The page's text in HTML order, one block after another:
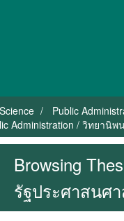
Public
Administration / วิทยานิ
Browsing
รัฐประศาสนศ